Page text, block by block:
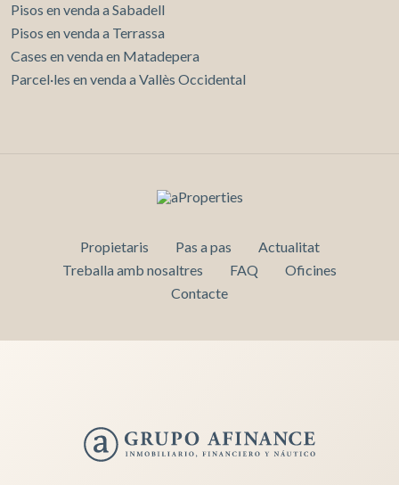
Pisos en venda a Sabadell
Pisos en venda a Terrassa
Cases en venda en Matadepera
Parcel·les en venda a Vallès Occidental
Propietaris Pas a pas
Actualitat
Treballa amb nosaltres
FAQ
Oficines
Contacte
Guardar configuració Acceptar totes